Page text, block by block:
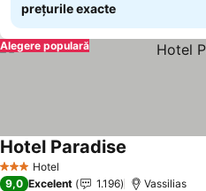
prețurile exacte
Alegere populară
3 SteleHotel
Hotel Paradise
9,0 Excelent 1.196 Vassilias